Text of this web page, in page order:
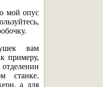
мой опус
вам
примеру,
станке.
а для